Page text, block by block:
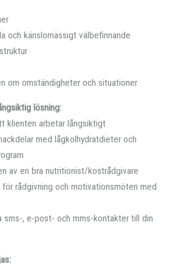
och känslomässigt välbefinnande
om omständigheter och situationer
lösning:
klienten arbetar långsiktigt
med lågkolhydratdieter och
av en bra nutritionist/kostrådgivare
rådgivning och motivationsmöten med
sms-, e-post- och mms-kontakter till din